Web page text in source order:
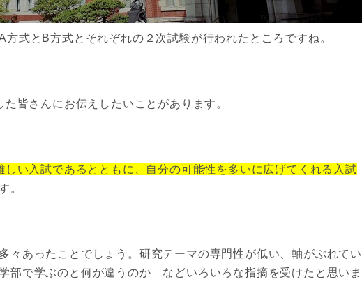
方式とB方式とそれぞれの２次試験が行われたところですね。
皆さんにお伝えしたいことがあります。
しい入試であるとともに、自分の可能性を多いに広げてくれる入試
。
々あったことでしょう。研究テーマの専門性が低い、軸がぶれてい
部で学ぶのと何が違うのか などいろいろな指摘を受けたと思いま